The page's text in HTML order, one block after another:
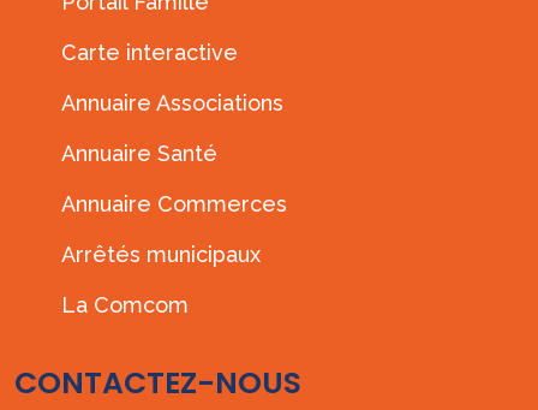
Carte interactive
Annuaire Associations
Annuaire Santé
Annuaire Commerces
Arrêtés municipaux
La Comcom
CONTACTEZ-NOUS